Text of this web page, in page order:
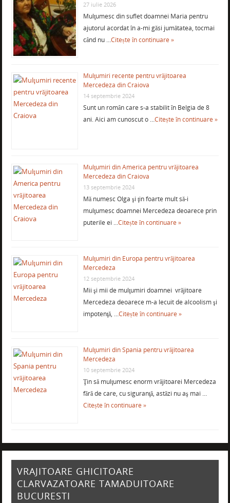
27 iulie 2026
Mulţumesc din suflet doamnei Maria pentru
ajutorul acordat în a-mi găsi jumătatea, tocmai
când nu …Citește în continuare »
Mulţumiri recente pentru vrăjitoarea
Mercedeza din Craiova
14 septembrie 2024
Sunt un român care s-a stabilit în Belgia de 8
ani. Aici am cunoscut o …Citește în continuare »
Mulţumiri din America pentru vrăjitoarea
Mercedeza din Craiova
13 septembrie 2024
Mă numesc Olga şi ţin foarte mult să-i
mulţumesc doamnei Mercedeza deoarece prin
puterile ei …Citește în continuare »
Mulţumiri din Europa pentru vrăjitoarea
Mercedeza
12 septembrie 2024
Mii şi mii de mulţumiri doamnei vrăjitoare
Mercedeza deoarece m-a lecuit de alcoolism şi
impotenţă, …Citește în continuare »
Mulţumiri din Spania pentru vrăjitoarea
Mercedeza
10 septembrie 2024
Ţin să mulţumesc enorm vrăjitoarei Mercedeza
fără de care, cu siguranţă, astăzi nu aş mai …
Citește în continuare »
VRAJITOARE GHICITOARE
CLARVAZATOARE TAMADUITOARE
BUCURESTI